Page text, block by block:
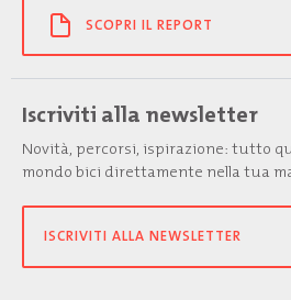
SCOPRI IL REPORT
Iscriviti alla newsletter
Novità, percorsi, ispirazione: tutto
mondo bici direttamente nella tua
ISCRIVITI ALLA NEWSLETTER